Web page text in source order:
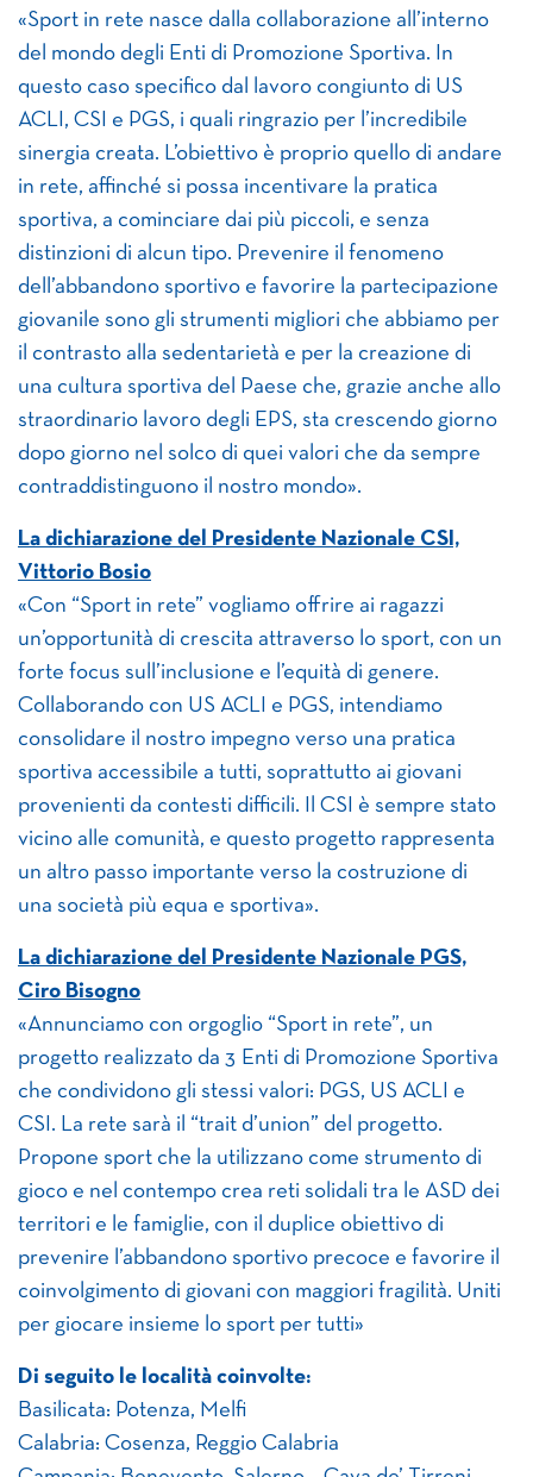
«Sport in rete nasce dalla collaborazione all’interno
del mondo degli Enti di Promozione Sportiva. In
questo caso specifico dal lavoro congiunto di US
ACLI, CSI e PGS, i quali ringrazio per l’incredibile
sinergia creata. L’obiettivo è proprio quello di andare
in rete, affinché si possa incentivare la pratica
sportiva, a cominciare dai più piccoli, e senza
distinzioni di alcun tipo. Prevenire il fenomeno
dell’abbandono sportivo e favorire la partecipazione
giovanile sono gli strumenti migliori che abbiamo per
il contrasto alla sedentarietà e per la creazione di
una cultura sportiva del Paese che, grazie anche allo
straordinario lavoro degli EPS, sta crescendo giorno
dopo giorno nel solco di quei valori che da sempre
contraddistinguono il nostro mondo».
La dichiarazione del Presidente Nazionale CSI,
Vittorio Bosio
«Con “Sport in rete” vogliamo offrire ai ragazzi
un’opportunità di crescita attraverso lo sport, con un
forte focus sull’inclusione e l’equità di genere.
Collaborando con US ACLI e PGS, intendiamo
consolidare il nostro impegno verso una pratica
sportiva accessibile a tutti, soprattutto ai giovani
provenienti da contesti difficili. Il CSI è sempre stato
vicino alle comunità, e questo progetto rappresenta
un altro passo importante verso la costruzione di
una società più equa e sportiva».
La dichiarazione del Presidente Nazionale PGS,
Ciro Bisogno
«Annunciamo con orgoglio “Sport in rete”, un
progetto realizzato da 3 Enti di Promozione Sportiva
che condividono gli stessi valori: PGS, US ACLI e
CSI. La rete sarà il “trait d’union” del progetto.
Propone sport che la utilizzano come strumento di
gioco e nel contempo crea reti solidali tra le ASD dei
territori e le famiglie, con il duplice obiettivo di
prevenire l’abbandono sportivo precoce e favorire il
coinvolgimento di giovani con maggiori fragilità. Uniti
per giocare insieme lo sport per tutti»
Di seguito le località coinvolte:
Basilicata: Potenza, Melfi
Calabria: Cosenza, Reggio Calabria